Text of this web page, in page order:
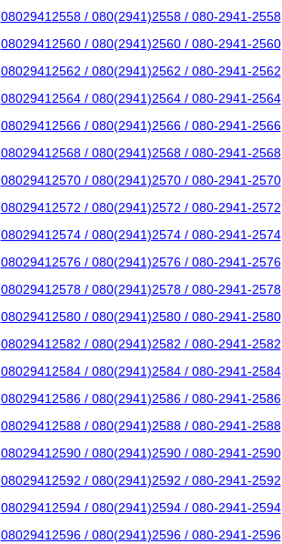
08029412558 / 080(2941)2558 / 080-2941-2558
08029412560 / 080(2941)2560 / 080-2941-2560
08029412562 / 080(2941)2562 / 080-2941-2562
08029412564 / 080(2941)2564 / 080-2941-2564
08029412566 / 080(2941)2566 / 080-2941-2566
08029412568 / 080(2941)2568 / 080-2941-2568
08029412570 / 080(2941)2570 / 080-2941-2570
08029412572 / 080(2941)2572 / 080-2941-2572
08029412574 / 080(2941)2574 / 080-2941-2574
08029412576 / 080(2941)2576 / 080-2941-2576
08029412578 / 080(2941)2578 / 080-2941-2578
08029412580 / 080(2941)2580 / 080-2941-2580
08029412582 / 080(2941)2582 / 080-2941-2582
08029412584 / 080(2941)2584 / 080-2941-2584
08029412586 / 080(2941)2586 / 080-2941-2586
08029412588 / 080(2941)2588 / 080-2941-2588
08029412590 / 080(2941)2590 / 080-2941-2590
08029412592 / 080(2941)2592 / 080-2941-2592
08029412594 / 080(2941)2594 / 080-2941-2594
08029412596 / 080(2941)2596 / 080-2941-2596